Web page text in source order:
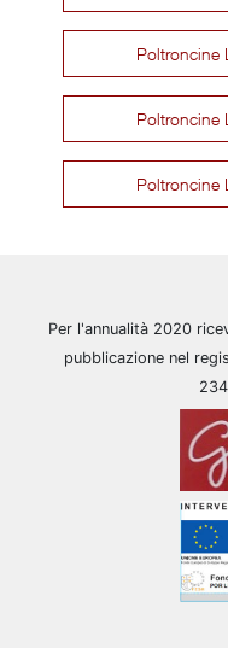
Poltroncine
Poltroncine
Poltroncine
Per l'annualità 2020
pubblicazione nel